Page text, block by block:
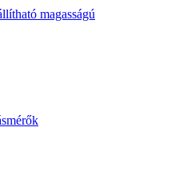
magasságú